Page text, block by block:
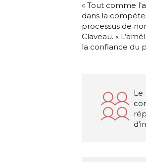
« Tout comme
dans la
processus de
Claveau. «
la confiance du
Le